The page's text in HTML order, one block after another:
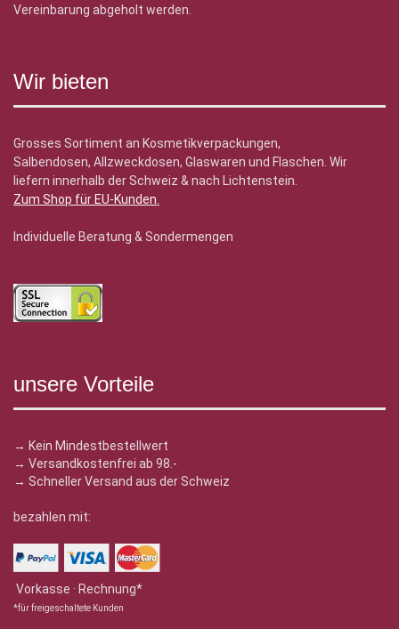
Vereinbarung abgeholt werden.
Wir bieten
Grosses Sortiment an Kosmetikverpackungen,
Salbendosen, Allzweckdosen, Glaswaren und Flaschen. Wir
liefern innerhalb der Schweiz & nach Lichtenstein.
Zum Shop für EU-Kunden.
Individuelle Beratung & Sondermengen
unsere Vorteile
→ Kein Mindestbestellwert
→ Versandkostenfrei ab 98.-
→ Schneller Versand aus der Schweiz
bezahlen mit:
Vorkasse · Rechnung*
*für freigeschaltete Kunden